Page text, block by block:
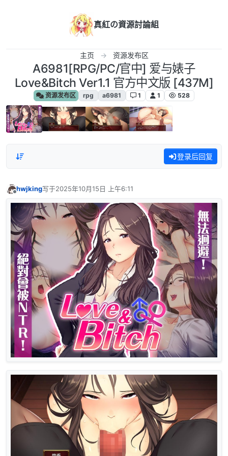
真紅の資源討論組
主页 资源发布区
A6981[RPG/PC/官中] 爱与婊子
Love&Bitch Ver1.1 官方中文版 [437M]
资源发布区 rpg a6981 1 1 528
登录后回复
hwjking写于2025年10月15日 上午6:11
最后由 编辑